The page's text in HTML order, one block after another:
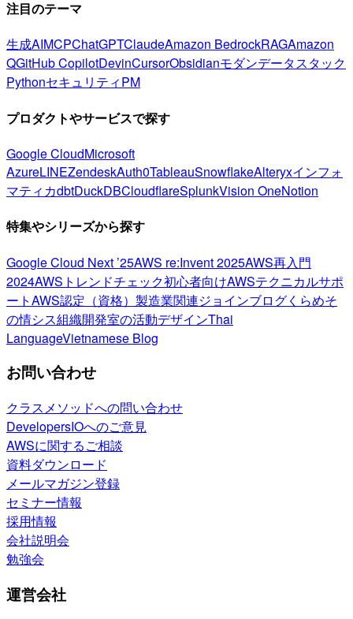
注目のテーマ
生成AIMCPChatGPTClaudeAmazon BedrockRAGAmazon
QGitHub CopilotDevinCursorObsidianモダンデータスタック
PythonセキュリティPM
プロダクトやサービスで探す
Google CloudMicrosoft
AzureLINEZendeskAuth0TableauSnowflakeAlteryxインフォ
マティカdbtDuckDBCloudflareSplunkVision OneNotion
特集やシリーズから探す
Google Cloud Next ’25AWS re:Invent 2025AWS再入門
2024AWSトレンドチェック初心者向けAWSテクニカルサポ
ートAWS認定（資格） 製造業関連ジョインブログくらめそ
の情シス組織開発室の活動デザインThai
LanguageVietnamese Blog
お問い合わせ
クラスメソッドへの問い合わせ
DevelopersIOへのご意見
AWSに関するご相談
資料ダウンロード
メールマガジン登録
セミナー情報
採用情報
会社説明会
勉強会
運営会社